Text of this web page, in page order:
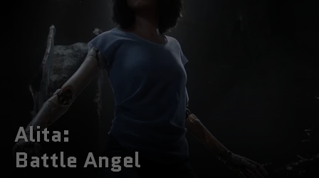
Alita:
Battle Angel